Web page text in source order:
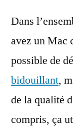
Dans
avez un Mac
possible de
bidouillant,
de la qualité
compris, ça